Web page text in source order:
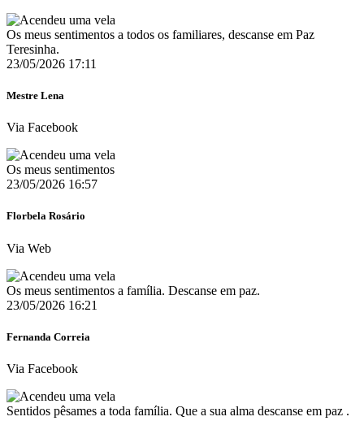
Os meus sentimentos a todos os familiares, descanse em Paz
Teresinha.
23/05/2026 17:11
Mestre Lena
Via Facebook
Os meus sentimentos
23/05/2026 16:57
Florbela Rosário
Via Web
Os meus sentimentos a família. Descanse em paz.
23/05/2026 16:21
Fernanda Correia
Via Facebook
Sentidos pêsames a toda família. Que a sua alma descanse em paz ️.